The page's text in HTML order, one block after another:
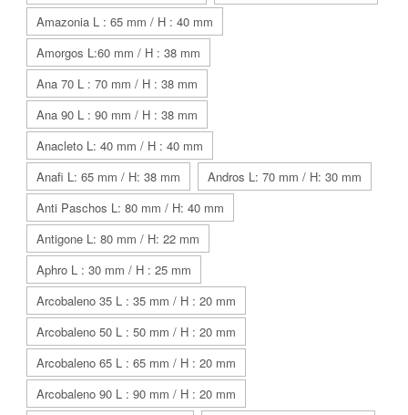
Amazonia L : 65 mm / H : 40 mm
Amorgos L:60 mm / H : 38 mm
Ana 70 L : 70 mm / H : 38 mm
Ana 90 L : 90 mm / H : 38 mm
Anacleto L: 40 mm / H : 40 mm
Anafi L: 65 mm / H: 38 mm
Andros L: 70 mm / H: 30 mm
Anti Paschos L: 80 mm / H: 40 mm
Antigone L: 80 mm / H: 22 mm
Aphro L : 30 mm / H : 25 mm
Arcobaleno 35 L : 35 mm / H : 20 mm
Arcobaleno 50 L : 50 mm / H : 20 mm
Arcobaleno 65 L : 65 mm / H : 20 mm
Arcobaleno 90 L : 90 mm / H : 20 mm